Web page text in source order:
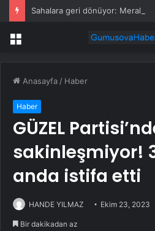
Menü
Anasayfa / Haber
Haber
GÜZEL
sakinleşmiyor!
anda istifa etti
HANDE YILMAZ Ekim 23, 2023
Bir dakikadan az